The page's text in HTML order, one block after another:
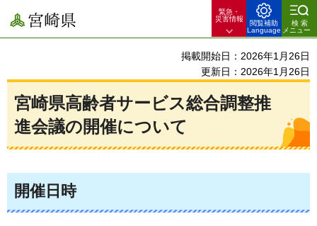
宮崎県
緊急・
災害情報
閲覧補助
Language
検索
メニュー
掲載開始日：2026年1月26日
更新日：2026年1月26日
宮崎県高齢者サービス総合調整推
進会議の開催について
開催日時